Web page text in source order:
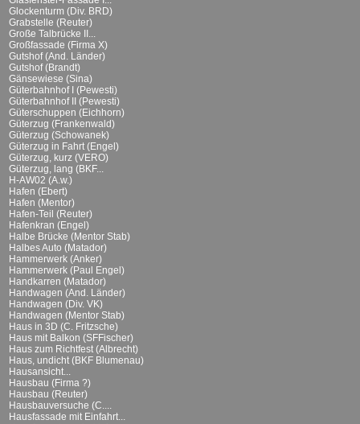
Glockenturm (Div. BRD)
Grabstelle (Reuter)
Große Talbrücke II...
Großfassade (Firma X)
Gutshof (And. Länder)
Gutshof (Brandt)
Gänsewiese (Sina)
Güterbahnhof I (Pewesti)
Güterbahnhof II (Pewesti)
Güterschuppen (Eichhorn)
Güterzug (Frankenwald)
Güterzug (Schowanek)
Güterzug in Fahrt (Engel)
Güterzug, kurz (VERO)
Güterzug, lang (BKF...
H-AW02 (A.w.)
Hafen (Ebert)
Hafen (Mentor)
Hafen-Teil (Reuter)
Hafenkran (Engel)
Halbe Brücke (Mentor Stab)
Halbes Auto (Matador)
Hammerwerk (Anker)
Hammerwerk (Paul Engel)
Handkarren (Matador)
Handwagen (And. Länder)
Handwagen (Div. VK)
Handwagen (Mentor Stab)
Haus in 3D (C. Fritzsche)
Haus mit Balkon (SFFischer)
Haus zum Richtfest (Albrecht)
Haus, undicht (BKF Blumenau)
Hausansicht...
Hausbau (Firma ?)
Hausbau (Reuter)
Hausbauversuche (C....
Hausfassade mit Einfahrt...